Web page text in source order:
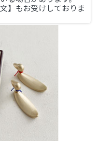
】もお受けしておりま